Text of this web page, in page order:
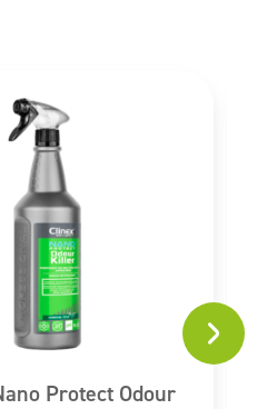
Protect Odour